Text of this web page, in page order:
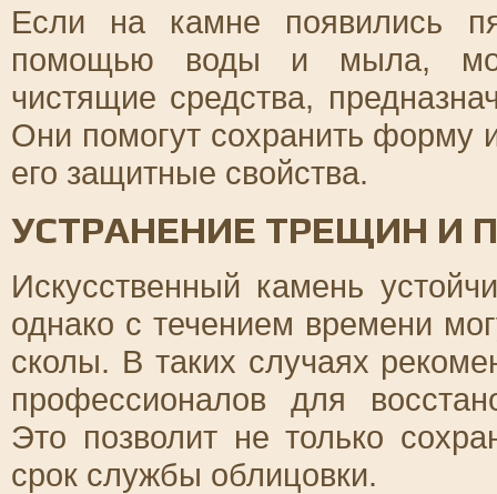
Если на камне появились
помощью воды и мыла,
чистящие средства,
Они помогут сохранить форму
его защитные свойства.
УСТРАНЕНИЕ ТРЕЩИН И
Искусственный камень
однако с течением времени
сколы. В таких случаях
профессионалов для
Это позволит не только
срок службы облицовки.